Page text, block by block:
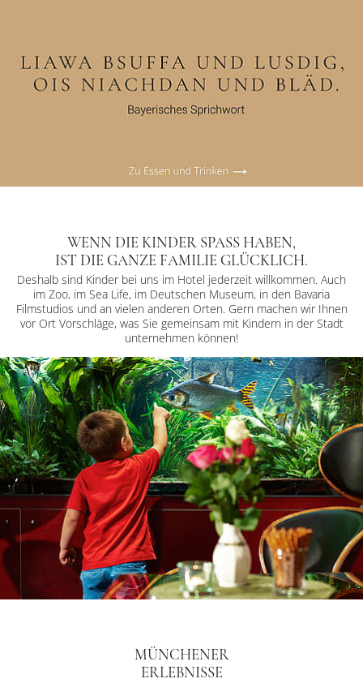
WENN DIE KINDER SPASS HABEN,
IST DIE GANZE FAMILIE GLÜCKLICH.
Deshalb sind Kinder bei uns im Hotel jederzeit willkommen. Auch
im Zoo, im Sea Life, im Deutschen Museum, in den Bavaria
Filmstudios und an vielen anderen Orten. Gern machen wir Ihnen
vor Ort Vorschläge, was Sie gemeinsam mit Kindern in der Stadt
unternehmen können!
MÜNCHENER
ERLEBNISSE